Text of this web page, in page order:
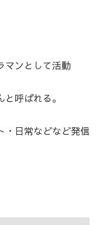
マンとして活動
呼ばれる。
・日常などなど発信